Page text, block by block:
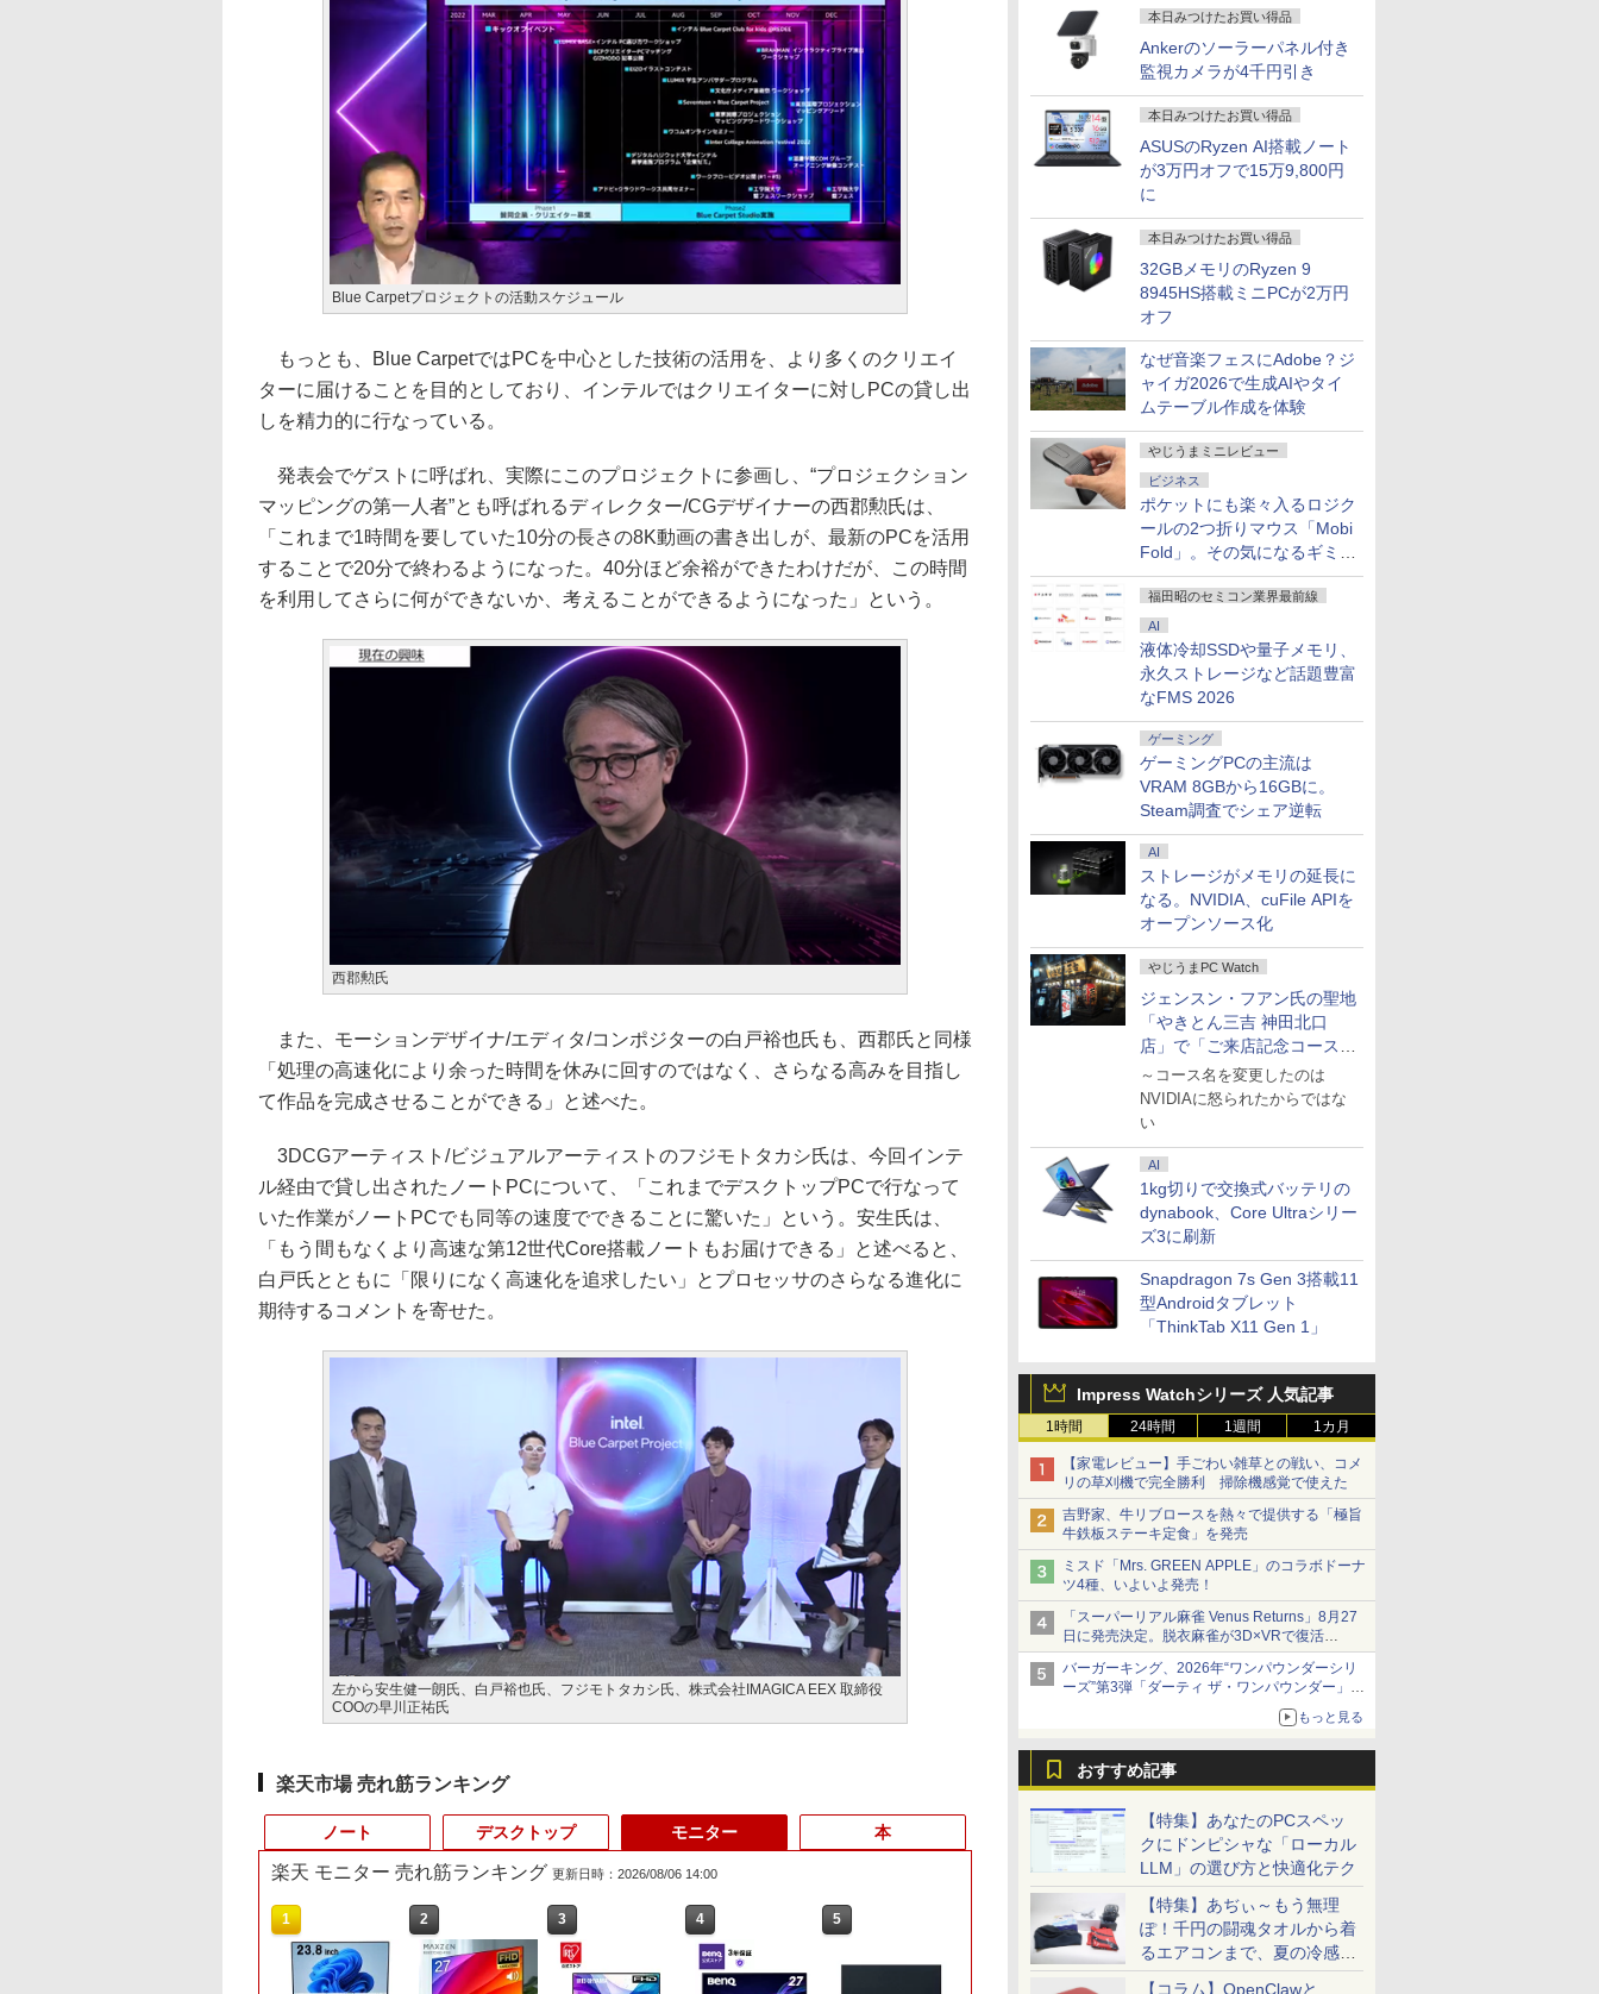
本日みつけたお買い得品
Ankerのソーラーパネル付き
監視カメラが4千円引き
本日みつけたお買い得品
ASUSのRyzen AI搭載ノート
が3万円オフで15万9,800円
に
本日みつけたお買い得品
32GBメモリのRyzen 9
8945HS搭載ミニPCが2万円
オフ
なぜ音楽フェスにAdobe？ジ
ャイガ2026で生成AIやタイ
ムテーブル作成を体験
やじうまミニレビュー
ビジネス
ポケットにも楽々入るロジク
ールの2つ折りマウス「Mobi
Fold」。その気になるギミッ
クとは？
福田昭のセミコン業界最前線
AI
液体冷却SSDや量子メモリ、
永久ストレージなど話題豊富
なFMS 2026
ゲーミング
ゲーミングPCの主流は
VRAM 8GBから16GBに。
Steam調査でシェア逆転
AI
ストレージがメモリの延長に
なる。NVIDIA、cuFile APIを
オープンソース化
やじうまPC Watch
ジェンスン・フアン氏の聖地
「やきとん三吉 神田北口
店」で「ご来店記念コース」
を娘と堪能
～コース名を変更したのは
NVIDIAに怒られたからではな
い
AI
1kg切りで交換式バッテリの
dynabook、Core Ultraシリー
ズ3に刷新
Snapdragon 7s Gen 3搭載11
型Androidタブレット
「ThinkTab X11 Gen 1」
Impress Watchシリーズ 人気記事
1時間 24時間 1週間 1カ月
【家電レビュー】手ごわい雑草との戦い、コメ
リの草刈機で完全勝利 掃除機感覚で使えた
吉野家、牛リブロースを熱々で提供する「極旨
牛鉄板ステーキ定食」を発売
ミスド「Mrs. GREEN APPLE」のコラボドーナ
ツ4種、いよいよ発売！
「スーパーリアル麻雀 Venus Returns」8月27
日に発売決定。脱衣麻雀が3D×VRで復活
発売から2週間は20%オフになるセールが実施
バーガーキング、2026年“ワンパウンダーシリ
ーズ”第3弾「ダーティ ザ・ワンパウンダー」を
「特製ガーリックマヨソース」を使用した超大
もっと見る
おすすめ記事
【特集】あなたのPCスペッ
クにドンピシャな「ローカル
LLM」の選び方と快適化テク
【特集】あぢぃ～もう無理
ぽ！千円の闘魂タオルから着
るエアコンまで、夏の冷感グ
ッズ一挙紹介
【コラム】OpenClawと
Blue Carpetプロジェクトの活動スケジュール
もっとも、Blue CarpetではPCを中心とした技術の活用を、より多くのクリエイ
ターに届けることを目的としており、インテルではクリエイターに対しPCの貸し出
しを精力的に行なっている。
発表会でゲストに呼ばれ、実際にこのプロジェクトに参画し、“プロジェクション
マッピングの第一人者”とも呼ばれるディレクター/CGデザイナーの西郡勲氏は、
「これまで1時間を要していた10分の長さの8K動画の書き出しが、最新のPCを活用
することで20分で終わるようになった。40分ほど余裕ができたわけだが、この時間
を利用してさらに何ができないか、考えることができるようになった」という。
西郡勲氏
また、モーションデザイナ/エディタ/コンポジターの白戸裕也氏も、西郡氏と同様
「処理の高速化により余った時間を休みに回すのではなく、さらなる高みを目指し
て作品を完成させることができる」と述べた。
3DCGアーティスト/ビジュアルアーティストのフジモトタカシ氏は、今回インテ
ル経由で貸し出されたノートPCについて、「これまでデスクトップPCで行なって
いた作業がノートPCでも同等の速度でできることに驚いた」という。安生氏は、
「もう間もなくより高速な第12世代Core搭載ノートもお届けできる」と述べると、
白戸氏とともに「限りになく高速化を追求したい」とプロセッサのさらなる進化に
期待するコメントを寄せた。
左から安生健一朗氏、白戸裕也氏、フジモトタカシ氏、株式会社IMAGICA EEX 取締役
COOの早川正祐氏
楽天市場 売れ筋ランキング
ノート
1 2 3 4 5 8
デスクトップ
1 2 3 4 5 7
モニター
楽天 モニター 売れ筋ランキング 更新日時：2026/08/06 14:00
1 2 3 4 5
本